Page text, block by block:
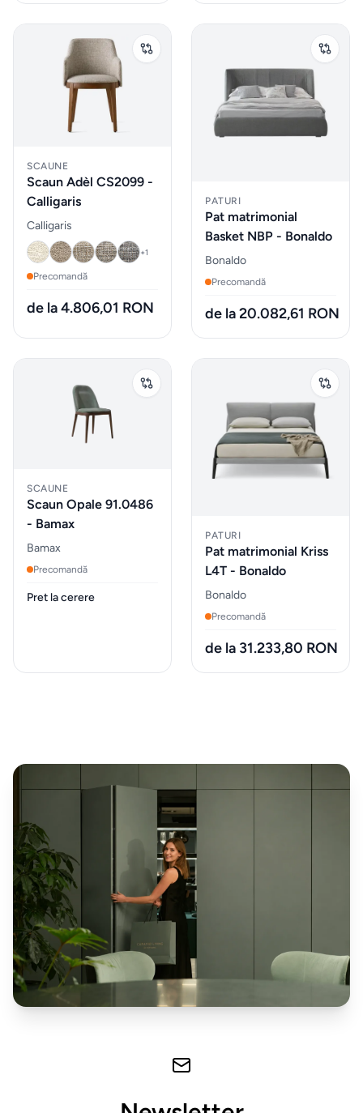
de
apa
Cutii
de
pranz
Vesela
si bar
interior
Parfumuri
pentru
auto
Accesorii
& textile
Piese de
schimb
&
accesorii
SCAUNE
Scaun Adèl CS2099 -
Calligaris
Calligaris
+1
Precomandă
de la 4.806,01 RON
PATURI
Pat matrimonial
Basket NBP - Bonaldo
Bonaldo
Precomandă
de la 20.082,61 RON
SCAUNE
Scaun Opale 91.0486
- Bamax
Bamax
Precomandă
Pret la cerere
PATURI
Pat matrimonial Kriss
L4T - Bonaldo
Bonaldo
Precomandă
de la 31.233,80 RON